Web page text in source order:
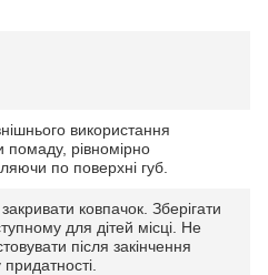
використання
помаду, рівномірно
по поверхні губ.
ковпачок. Зберігати
для дітей місці. Не
після закінчення